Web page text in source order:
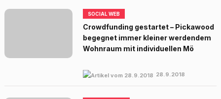
SOCIAL WEB
Crowdfunding gestartet – Pickawood
begegnet immer kleiner werdendem
Wohnraum mit individuellen Mö
28.9.2018